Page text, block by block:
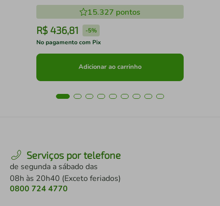
15.327 pontos
R$ 436,81 -5%
No pagamento com Pix
Adicionar ao carrinho
Serviços por telefone
de segunda a sábado das
08h às 20h40 (Exceto feriados)
0800 724 4770